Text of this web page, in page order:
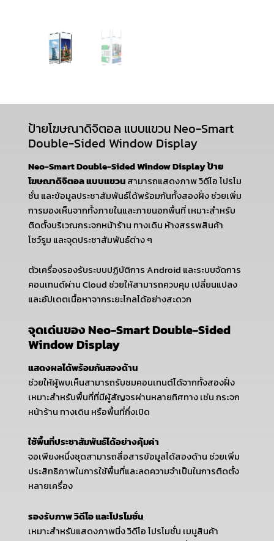
ป้ายโฆษณาดิจิตอล แบบแขวน Neo-Smart
Double-Sided Window Display
Neo-Smart Double-Sided Window Display ป้าย
โฆษณาดิจิตอล แบบแขวนสามารถแสดงภาพ วิดีโอ โปรโม
ชั่น และข้อมูลประชาสัมพันธ์ได้พร้อมกันทั้งสองฝั่ง ช่วยเพิ่ม
การมองเห็นจากทั้งภายในและภายนอกพื้นที่ เหมาะสำหรับ
ติดตั้งบริเวณกระจกหน้าร้าน ทางเดิน ห้างสรรพสินค้า
โชว์รูม และจุดประชาสัมพันธ์ต่าง ๆ
ตัวเครื่องรองรับระบบปฏิบัติการ Android และระบบจัดการ
คอนเทนต์ผ่าน Cloud ช่วยให้สามารถควบคุม เปลี่ยนแปลง
และอัปเดตเนื้อหาจากระยะไกลได้อย่างสะดวก
จุดเด่นของ Neo-Smart Double-Sided
Window Display
แสดงผลได้พร้อมกันสองด้าน
ช่วยให้ผู้พบเห็นสามารถรับชมคอนเทนต์ได้จากทั้งสองฝั่ง
เหมาะสำหรับพื้นที่ที่มีผู้สัญจรผ่านหลายทิศทาง เช่น กระจก
หน้าร้าน ทางเดิน หรือพื้นที่กึ่งเปิด
ใช้พื้นที่ประชาสัมพันธ์ได้อย่างคุ้มค่า
จอเพียงหนึ่งชุดสามารถสื่อสารข้อมูลได้สองด้าน ช่วยเพิ่ม
ประสิทธิภาพในการใช้พื้นที่และลดความจำเป็นในการติดตั้ง
หลายเครื่อง
รองรับภาพ วิดีโอ และโปรโมชั่น
เหมาะสำหรับแสดงภาพนิ่ง วิดีโอ โปรโมชั่น เมนูสินค้า